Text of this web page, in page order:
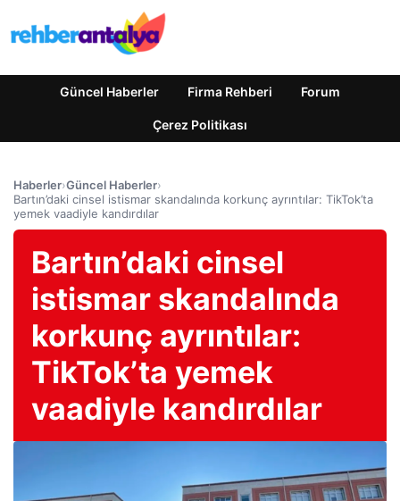
Güncel Haberler Firma Rehberi Forum
Çerez Politikası
Haberler›Güncel Haberler›
Bartın’daki cinsel istismar skandalında korkunç ayrıntılar: TikTok’ta
yemek vaadiyle kandırdılar
Bartın’daki cinsel
istismar skandalında
korkunç ayrıntılar:
TikTok’ta yemek
vaadiyle kandırdılar